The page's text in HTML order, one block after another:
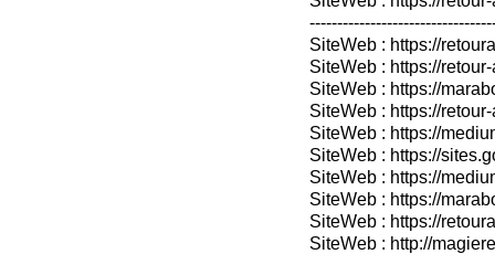
SiteWeb : https://
SiteWeb : https://
SiteWeb : https://
SiteWeb : https://
SiteWeb : https://
SiteWeb : https://
SiteWeb : https://
SiteWeb : https://
SiteWeb : https://
SiteWeb : http://